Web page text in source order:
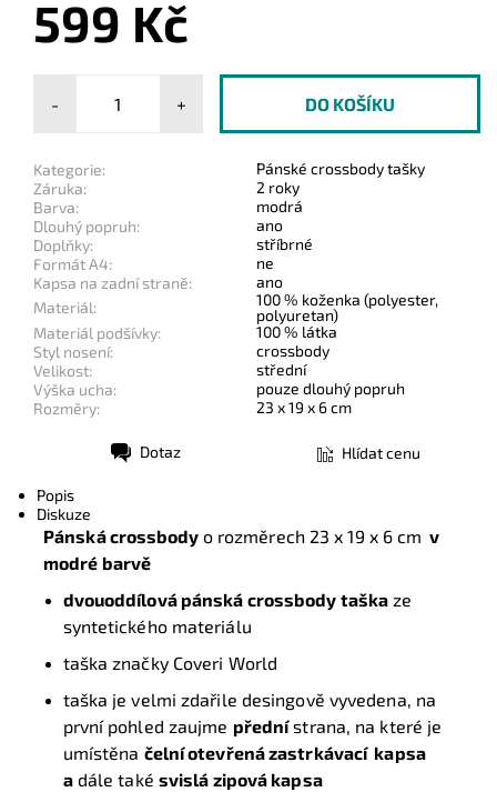
599 Kč
- +
Kategorie:
Pánské crossbody tašky
Záruka:
2 roky
Barva:
modrá
Dlouhý popruh:
ano
Doplňky:
stříbrné
Formát A4:
ne
Kapsa na zadní straně:
ano
Materiál:
100 % koženka (polyester,
polyuretan)
Materiál podšívky:
100 % látka
Styl nosení:
crossbody
Velikost:
střední
Výška ucha:
pouze dlouhý popruh
Rozměry:
23 x 19 x 6 cm
Dotaz Hlídat cenu
Popis
Diskuze
Pánská crossbody o rozměrech 23 x 19 x 6 cm v
modré barvě
dvouoddílová pánská crossbody taška ze
syntetického materiálu
taška značky Coveri World
taška je velmi zdařile desingově vyvedena, na
první pohled zaujme přednístrana, na které je
umístěna čelní otevřená zastrkávací kapsa
adále také svislá zipová kapsa